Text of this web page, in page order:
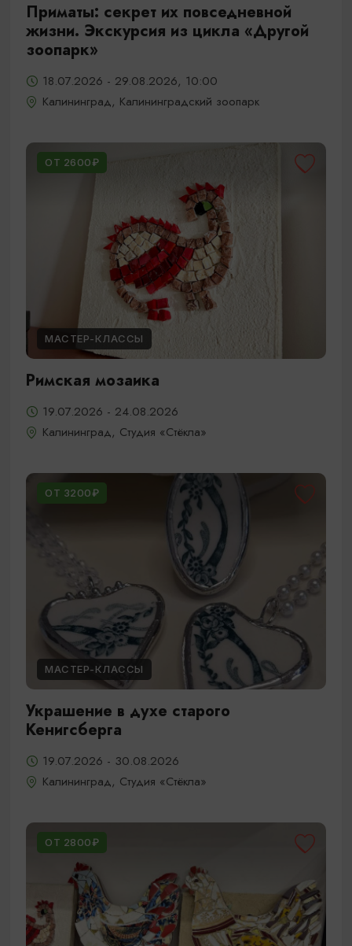
Приматы: секрет их повседневной
жизни. Экскурсия из цикла «Другой
зоопарк»
18.07.2026 - 29.08.2026, 10:00
Калининград, Калининградский зоопарк
ОТ 2600₽
МАСТЕР-КЛАССЫ
Римская мозаика
19.07.2026 - 24.08.2026
Калининград, Студия «Стёкла»
ОТ 3200₽
МАСТЕР-КЛАССЫ
Украшение в духе старого
Кенигсберга
19.07.2026 - 30.08.2026
Калининград, Студия «Стёкла»
ОТ 2800₽